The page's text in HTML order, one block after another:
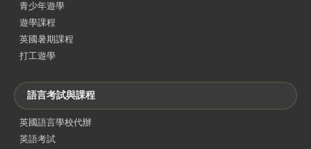
青少年遊學
遊學課程
英國暑期課程
打工遊學
語言考試與課程
英國語言學校代辦
英語考試